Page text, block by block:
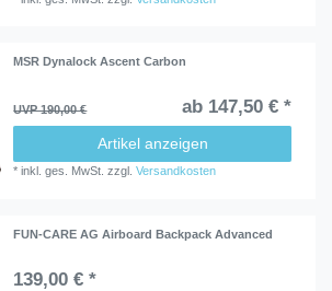
MSR Dynalock Ascent Carbon
UVP 190,00 € ab 147,50 € *
Artikel anzeigen
*inkl. ges. MwSt. zzgl.Versandkosten
FUN-CARE AG Airboard Backpack Advanced
139,00 € *